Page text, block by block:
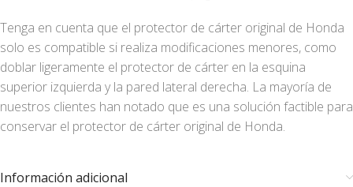
Tenga en cuenta que el protector de cárter original de Honda
solo es compatible si realiza modificaciones menores, como
doblar ligeramente el protector de cárter en la esquina
superior izquierda y la pared lateral derecha. La mayoría de
nuestros clientes han notado que es una solución factible para
conservar el protector de cárter original de Honda.
Información adicional